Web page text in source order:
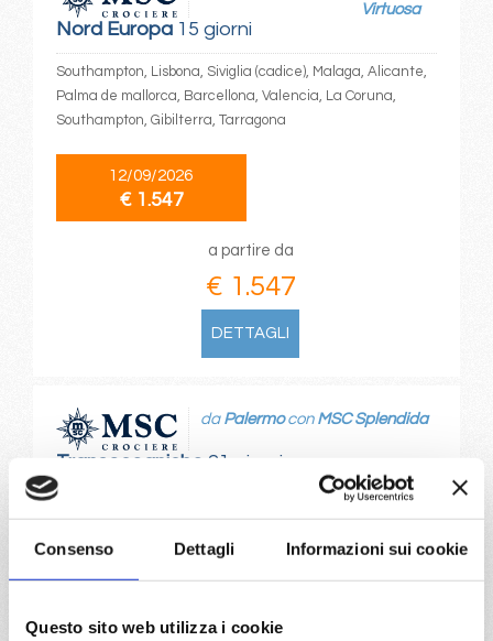
Consenso Dettagli Informazioni sui cookie
Questo sito web utilizza i cookie
Nord Europa15 giorni
Virtuosa
Southampton, Lisbona, Siviglia (cadice), Malaga, Alicante,
Palma de mallorca, Barcellona, Valencia, La Coruna,
Southampton, Gibilterra, Tarragona
12/09/2026
€ 1.547
a partire da
€ 1.547
DETTAGLI
Transoceaniche 21 giorni
da Palermocon MSC Splendida
Palermo, Valletta, Barcellona, Gibilterra, Casablanca, Las
Montevideo
€ 1.549